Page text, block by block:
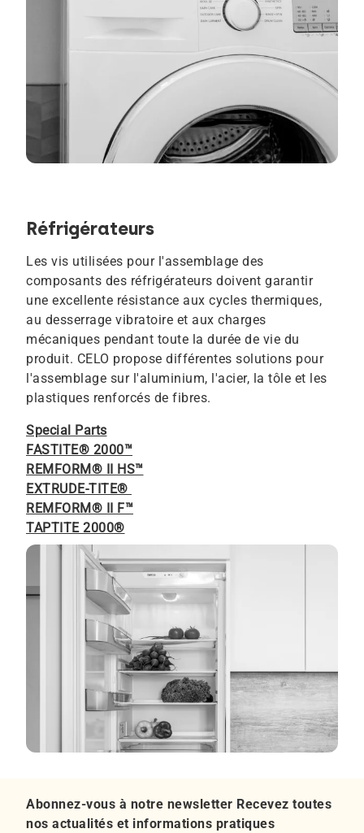
Réfrigérateurs
Les vis utilisées pour l'assemblage des
composants des réfrigérateurs doivent garantir
une excellente résistance aux cycles thermiques,
au desserrage vibratoire et aux charges
mécaniques pendant toute la durée de vie du
produit. CELO propose différentes solutions pour
l'assemblage sur l'aluminium, l'acier, la tôle et les
plastiques renforcés de fibres.
Special Parts
FASTITE® 2000™
REMFORM® II HS™
EXTRUDE-TITE®
REMFORM® II F™
TAPTITE 2000®
Abonnez-vous à notre newsletter Recevez toutes
nos actualités et informations pratiques